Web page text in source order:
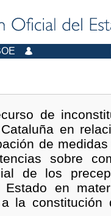
de
en
de
sobre
de los
Estado en
la constitución